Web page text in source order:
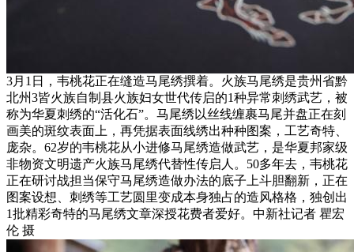
3月1日，韦桃花正在缝造马尾绣撰着。火族马尾绣是贵州省黔
北州3皆火族自制县火族妇女世代传启的1种异常刺绣武艺，被
称为华夏刺绣的“活化石”。马尾绣以丝线缠裹马尾并盘正在刻
画美的斑纹表面上，再凭据表面线绣出种种图案，工艺奇特、
庞杂。62岁的韦桃花从小进修马尾绣造做武艺，是华夏邦家级
非物资文明遗产火族马尾绣代替性传启人。50多年去，韦桃花
正在研讨战担当保守马尾绣造做办法的底子上斗胆翻新，正在
图案设想、刺绣等工艺圆里变成本身独占的造风格格，独创出
1批精彩奇特的马尾绣文章深授花费者爱好。中新社记者 瞿宏
伦 摄